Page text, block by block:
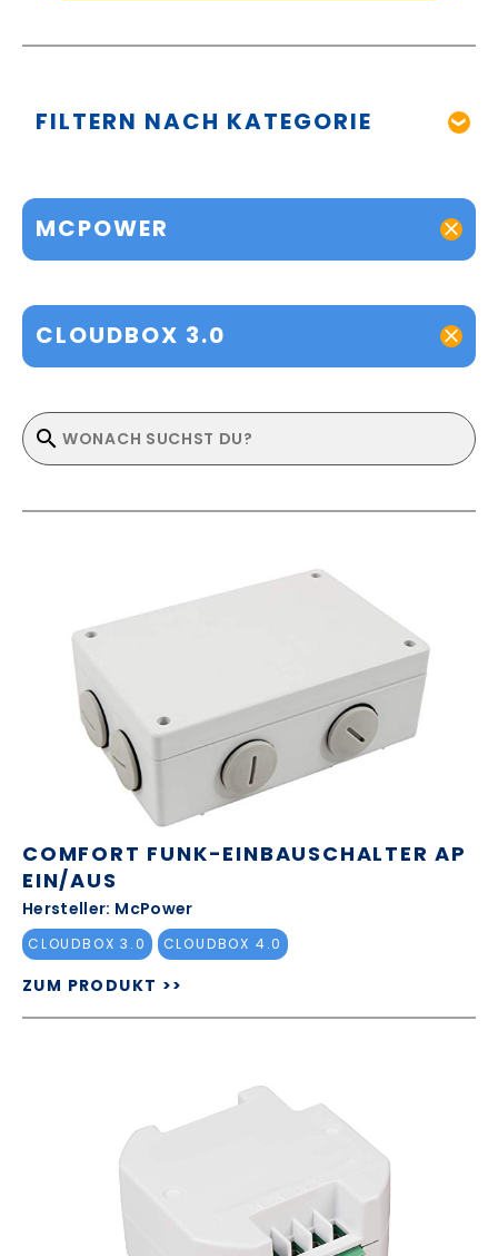
FILTERN NACH KATEGORIE
MCPOWER
CLOUDBOX 3.0
COMFORT FUNK-EINBAUSCHALTER AP
EIN/AUS
Hersteller: McPower
CLOUDBOX 3.0 CLOUDBOX 4.0
ZUM PRODUKT >>